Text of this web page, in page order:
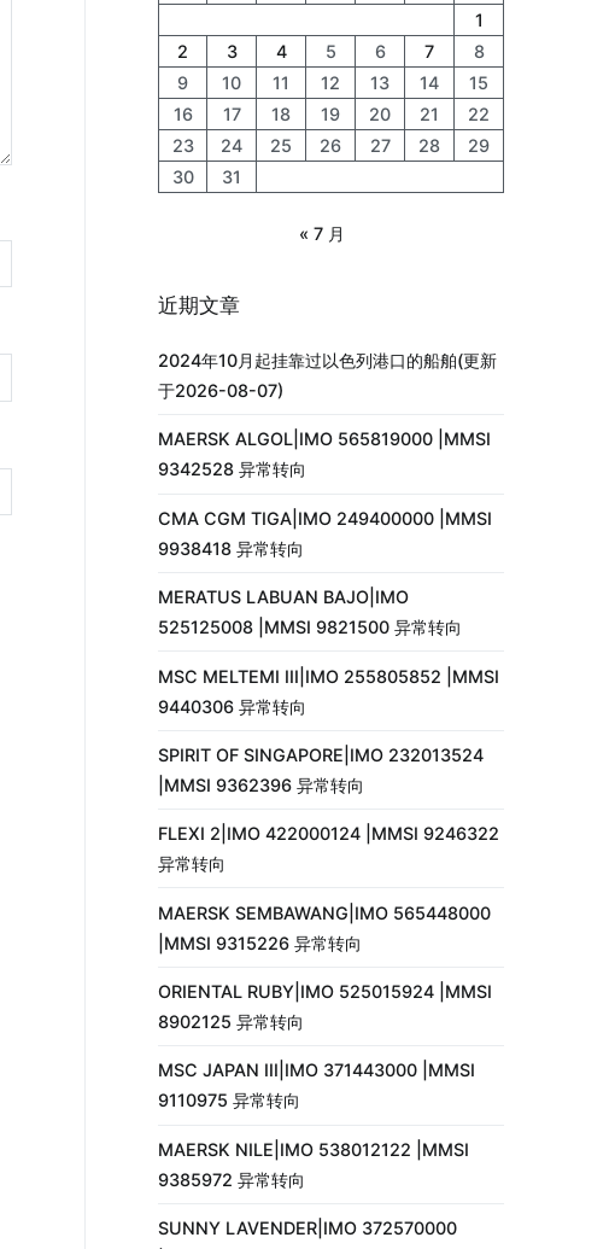
1
2
3 4 5 6 7
8
9
10 11 12 13 14
15
16
17 18 19 20 21
22
23
24 25 26 27 28
29
30
31
« 7 月
近期文章
2024年10月起挂靠过以色列港口的船舶(更新
于2026-08-07)
MAERSK ALGOL|IMO 565819000 |MMSI
9342528 异常转向
CMA CGM TIGA|IMO 249400000 |MMSI
9938418 异常转向
MERATUS LABUAN BAJO|IMO
525125008 |MMSI 9821500 异常转向
MSC MELTEMI III|IMO 255805852 |MMSI
9440306 异常转向
SPIRIT OF SINGAPORE|IMO 232013524
|MMSI 9362396 异常转向
FLEXI 2|IMO 422000124 |MMSI 9246322
异常转向
MAERSK SEMBAWANG|IMO 565448000
|MMSI 9315226 异常转向
ORIENTAL RUBY|IMO 525015924 |MMSI
8902125 异常转向
MSC JAPAN III|IMO 371443000 |MMSI
9110975 异常转向
MAERSK NILE|IMO 538012122 |MMSI
9385972 异常转向
SUNNY LAVENDER|IMO 372570000